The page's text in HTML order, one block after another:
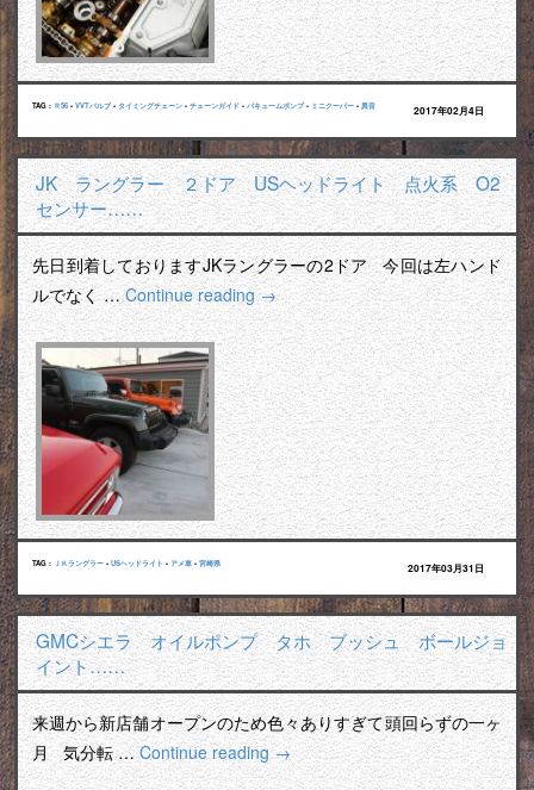
TAG : Ｒ56 • VVTバルブ• タイミングチェーン • チェーンガイド • バキュームポンプ• ミニクーパー • 異音 2017年02月4日
JK ラングラー ２ドア USヘッドライト 点火系 O2
センサー……
先日到着しておりますJKラングラーの2ドア 今回は左ハンド
ルでなく …Continue reading→
TAG : ＪＫラングラー • USヘッドライト • アメ車 • 宮崎県 2017年03月31日
GMCシエラ オイルポンプ タホ ブッシュ ボールジョ
イント……
来週から新店舗オープンのため色々ありすぎて頭回らずの一ヶ
月 気分転 …Continue reading→